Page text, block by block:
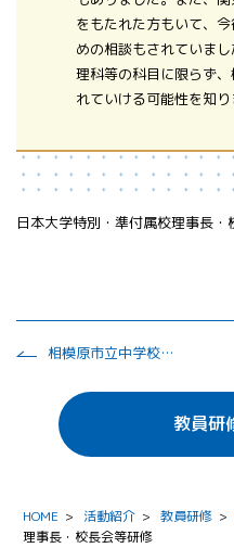
をもたれた方もいて、
めの相談もされていまし
理科等の科目に限らず
れていける可能性を知り
日本大学特別・準付属校理事長・
相模原市立中学校教育研究会技術・家庭科研究会
教員研
HOME > 活動紹介 > 教員研修 >
理事長・校長会等研修